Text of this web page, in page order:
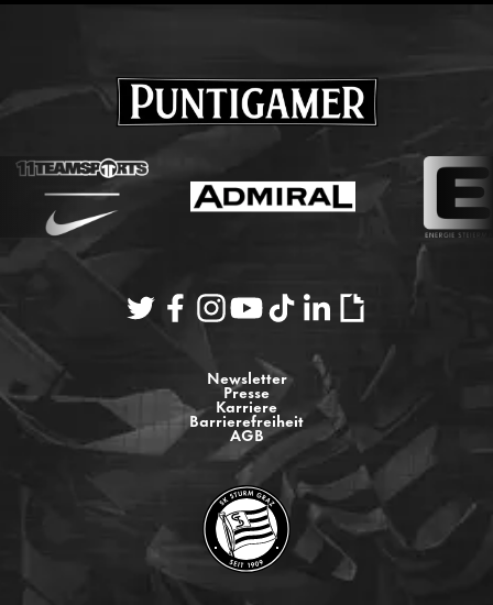
Newsletter
Presse
Karriere
Barrierefreiheit
AGB